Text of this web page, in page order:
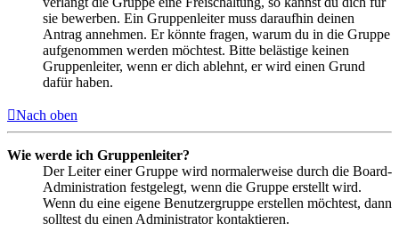
sie bewerben. Ein Gruppenleiter muss daraufhin deinen
Antrag annehmen. Er könnte fragen, warum du in die Gruppe
aufgenommen werden möchtest. Bitte belästige keinen
Gruppenleiter, wenn er dich ablehnt, er wird einen Grund
dafür haben.
Nach oben
Wie werde ich Gruppenleiter?
Der Leiter einer Gruppe wird normalerweise durch die Board-
Administration festgelegt, wenn die Gruppe erstellt wird.
Wenn du eine eigene Benutzergruppe erstellen möchtest, dann
solltest du einen Administrator kontaktieren.